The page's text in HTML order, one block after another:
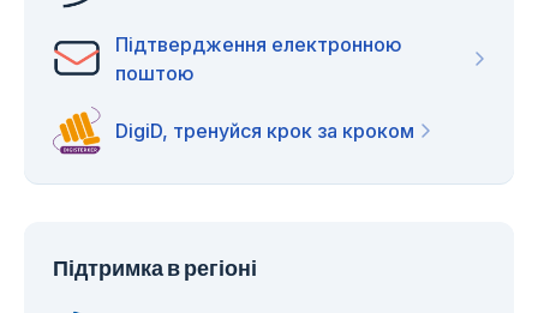
Підтвердження електронною
поштою
DigiD, тренуйся крок за кроком
Підтримка в регіоні